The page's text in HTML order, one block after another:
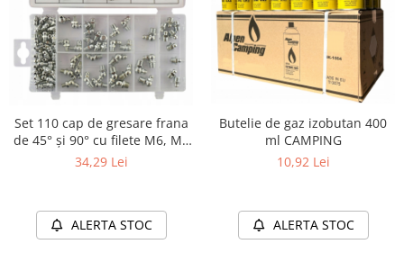
Set 110 cap de gresare frana
de 45° și 90° cu filete M6, M8
și M10
34,29 Lei
ALERTA STOC
Butelie de gaz izobutan 400
ml CAMPING
10,92 Lei
ALERTA STOC